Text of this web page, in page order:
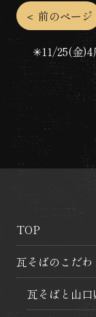
投
稿
ゲ
シ
ョ
ン
＜ 前のページ
✳︎11/25(金)4
TOP
瓦そばのこだわ
瓦そばと山口